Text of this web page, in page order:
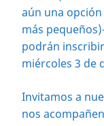
aún una
más
podrán
miércoles 3 de
Invitamos a
nos